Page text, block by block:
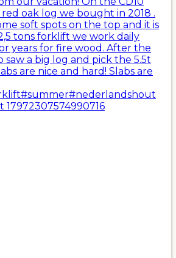
17972307574990716